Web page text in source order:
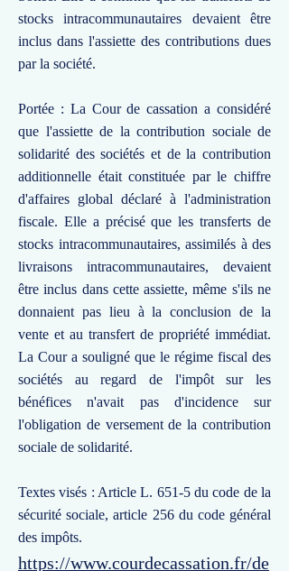
stocks intracommunautaires devaient être
inclus dans l'assiette des contributions dues
par la société.
Portée : La Cour de cassation a considéré
que l'assiette de la contribution sociale de
solidarité des sociétés et de la contribution
additionnelle était constituée par le chiffre
d'affaires global déclaré à l'administration
fiscale. Elle a précisé que les transferts de
stocks intracommunautaires, assimilés à des
livraisons intracommunautaires, devaient
être inclus dans cette assiette, même s'ils ne
donnaient pas lieu à la conclusion de la
vente et au transfert de propriété immédiat.
La Cour a souligné que le régime fiscal des
sociétés au regard de l'impôt sur les
bénéfices n'avait pas d'incidence sur
l'obligation de versement de la contribution
sociale de solidarité.
Textes visés : Article L. 651-5 du code de la
sécurité sociale, article 256 du code général
des impôts.
https://www.courdecassation.fr/de